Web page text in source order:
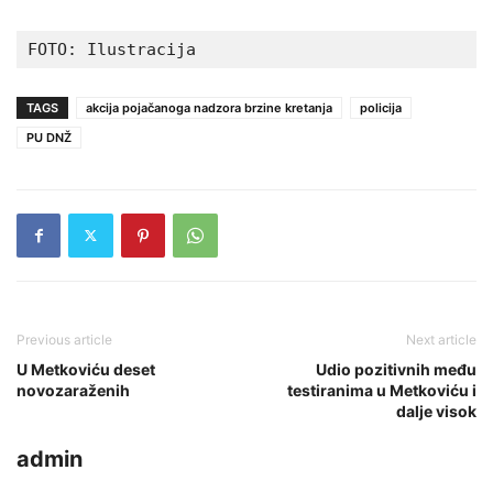
FOTO: Ilustracija
TAGS akcija pojačanoga nadzora brzine kretanja
policija
PU DNŽ
Previous article
U Metkoviću deset
novozaraženih
Next article
Udio pozitivnih među
testiranima u Metkoviću i
dalje visok
admin